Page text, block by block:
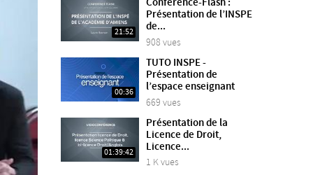
21:52
Conférence-Flash :
Présentation de l’INSPE
de...
908 vues
00:36
TUTO INSPE -
Présentation de
l’espace enseignant
669 vues
01:39:42
Présentation de la
Licence de Droit,
Licence...
1 K vues